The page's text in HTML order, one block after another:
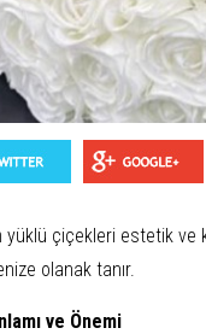
çiçekleri estetik ve
olanak tanır.
ve Önemi